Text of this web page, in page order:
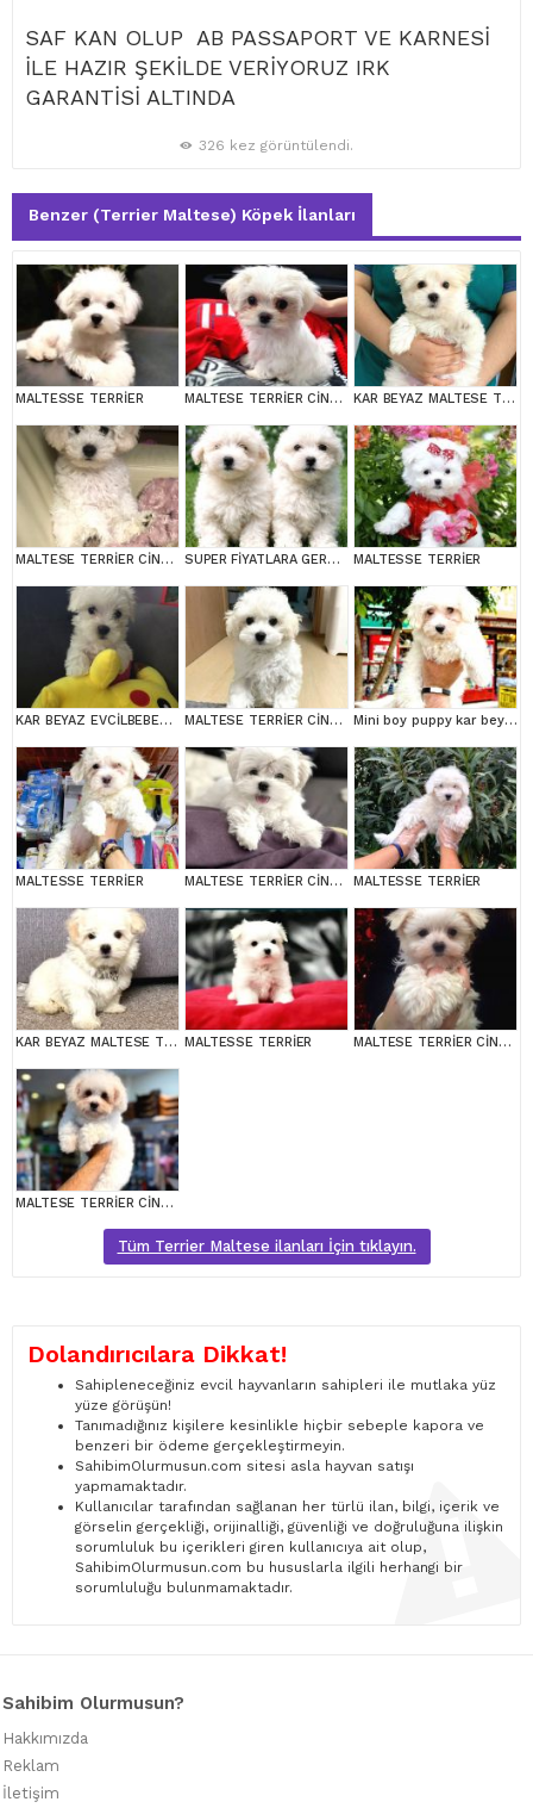
SAF KAN OLUP AB PASSAPORT VE KARNESİ
İLE HAZIR ŞEKİLDE VERİYORUZ IRK
GARANTİSİ ALTINDA
326 kez görüntülendi.
Benzer (Terrier Maltese) Köpek İlanları
MALTESSE TERRİER MALTESE TERRİER CİNSİ YAVRULAR KAR BEYAZ MALTESE TERRİER CİNSLERİ
MALTESE TERRİER CİNSİ YAVRULAR SUPER FİYATLARA GERÇEK MALTESE YAVRULAR MALTESSE TERRİER
KAR BEYAZ EVCİLBEBEKLER EV ÜRETİMİ MALTESSE TERRİER MALTESE TERRİER CİNSİ YAVRULAR Mini boy puppy kar beyaz sevimli MALTESSE TERRİER CİNSİ
MALTESSE TERRİER MALTESE TERRİER CİNSİ YAVRULAR MALTESSE TERRİER
KAR BEYAZ MALTESE TERRİER CİNSLERİ MALTESSE TERRİER MALTESE TERRİER CİNSİ YAVRULAR
MALTESE TERRİER CİNSİ YAVRULAR
Tüm Terrier Maltese ilanları İçin tıklayın.
Dolandırıcılara Dikkat!
Sahipleneceğiniz evcil hayvanların sahipleri ile mutlaka yüz
yüze görüşün!
Tanımadığınız kişilere kesinlikle hiçbir sebeple kapora ve
benzeri bir ödeme gerçekleştirmeyin.
SahibimOlurmusun.com sitesi asla hayvan satışı
yapmamaktadır.
Kullanıcılar tarafından sağlanan her türlü ilan, bilgi, içerik ve
görselin gerçekliği, orijinalliği, güvenliği ve doğruluğuna ilişkin
sorumluluk bu içerikleri giren kullanıcıya ait olup,
SahibimOlurmusun.com bu hususlarla ilgili herhangi bir
sorumluluğu bulunmamaktadır.
Sahibim Olurmusun?
Hakkımızda
Reklam
İletişim